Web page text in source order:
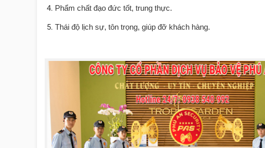
Phẩm chất đạo đức tốt, trung thực.
Thái độ lịch sự, tôn trọng, giúp đỡ khách hàng.